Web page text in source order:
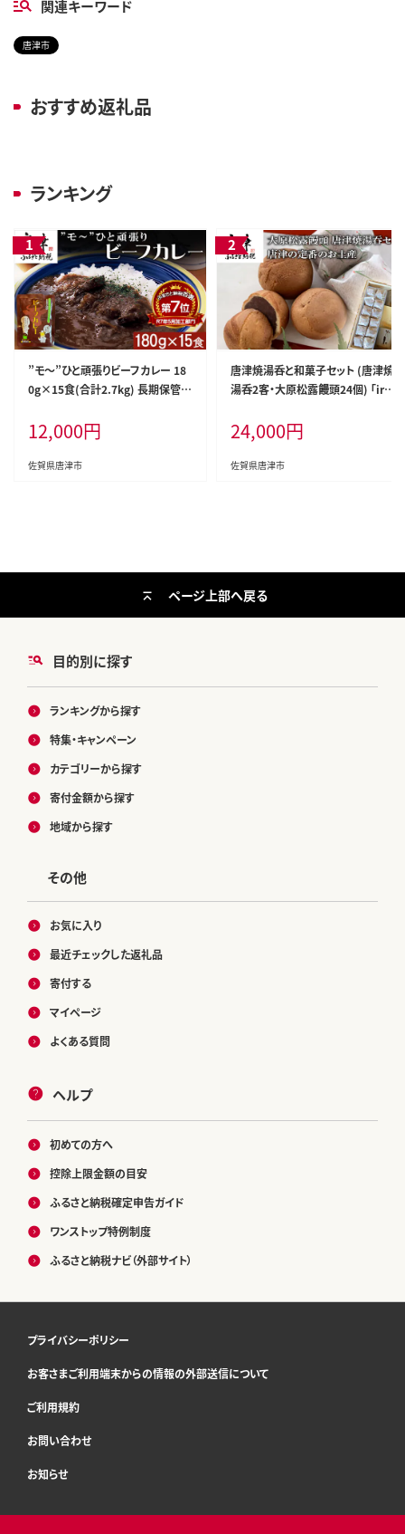
関連キーワード
唐津市
おすすめ返礼品
ランキング
”モ～”ひと頑張りビーフカレー 18
0g×15食(合計2.7kg) 長期保管
12,000円
佐賀県唐津市
唐津焼湯呑と和菓子セット (唐津焼
湯呑2客・大原松露饅頭24個) 「iro
24,000円
佐賀県唐津市
目的別に探す
ランキングから探す
特集・キャンペーン
カテゴリーから探す
寄付金額から探す
地域から探す
その他
お気に入り
最近チェックした返礼品
寄付する
マイページ
よくある質問
ヘルプ
初めての方へ
控除上限金額の目安
ふるさと納税確定申告ガイド
ワンストップ特例制度
ふるさと納税ナビ（外部サイト）
ページ上部へ戻る
プライバシーポリシー
お客さまご利用端末からの情報の外部送信について
ご利用規約
お問い合わせ
お知らせ